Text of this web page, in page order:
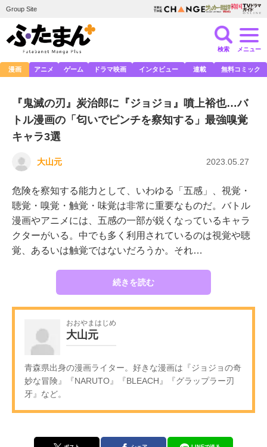
Group Site
検索 メニュー
漫画 アニメ ゲーム ドラマ映画 インタビュー 連載 無料コミック
『鬼滅の刃』炭治郎に『ジョジョ』噴上裕也…バ
トル漫画の「匂いでピンチを察知する」最強嗅覚
キャラ3選
大山元 2023.05.27
危険を察知する能力として、いわゆる「五感」、視覚・
聴覚・嗅覚・触覚・味覚は非常に重要なものだ。バトル
漫画やアニメには、五感の一部が鋭くなっているキャラ
クターがいる。中でも多く利用されているのは視覚や聴
覚、あるいは触覚ではないだろうか。それ…
続きを読む
おおやまはじめ
大山元
青森県出身の漫画ライター。好きな漫画は『ジョジョの奇
妙な冒険』『NARUTO』『BLEACH』『グラップラー刃
牙』など。